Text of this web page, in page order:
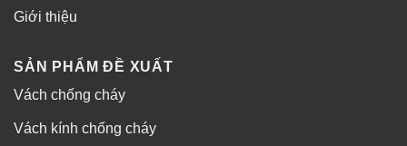
Giới thiệu
SẢN PHẨM ĐỀ XUẤT
Vách chống cháy
Vách kính chống cháy